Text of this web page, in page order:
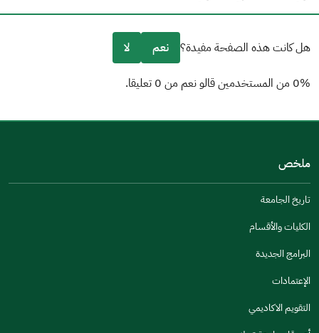
هل كانت هذه الصفحة مفيدة؟ نعم لا
0% من المستخدمين قالو نعم من 0 تعليقا.
مكتوبة بشكل جيد
الإجابات كانت مرتبطة
تصميمه يجعله سهل القراءة
أخرى
جنس
ملخص
تاريخ الجامعة
الكليات والأقسام
البرامج الجديدة
الإعتمادات
التقويم الاكاديمي